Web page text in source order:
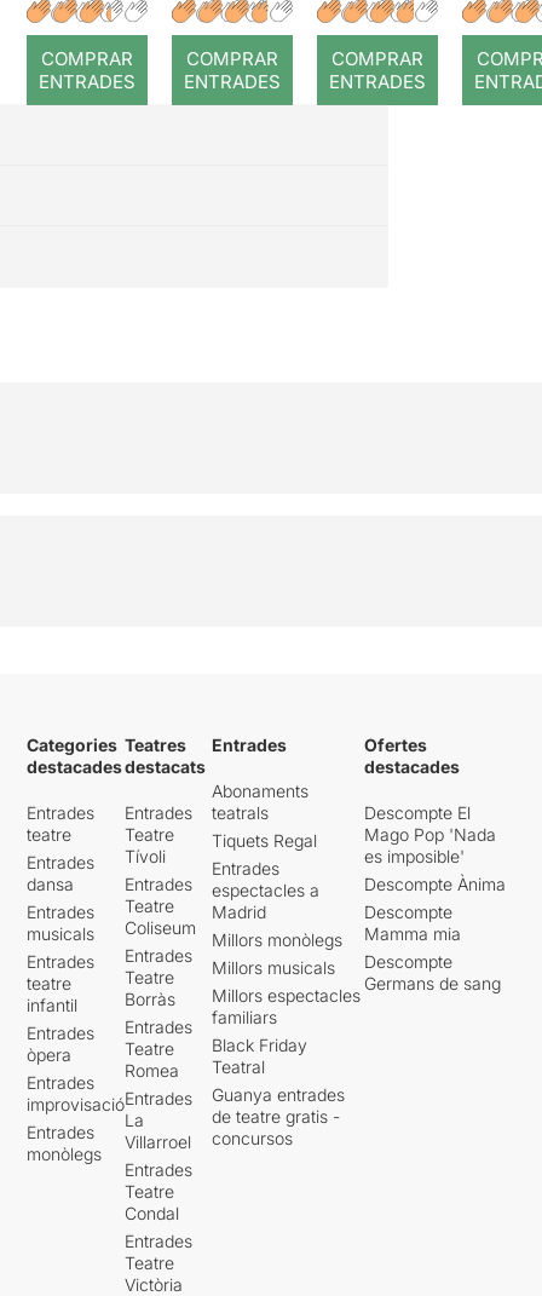
COMPRAR
ENTRADES
COMPRAR
ENTRADES
COMPRAR
ENTRADES
Categories
destacades
Entrades
teatre
Entrades
dansa
Entrades
musicals
Entrades
teatre
infantil
Entrades
òpera
Entrades
improvisació
Entrades
monòlegs
Teatres
destacats
Entrades
Teatre
Tívoli
Entrades
Teatre
Coliseum
Entrades
Teatre
Borràs
Entrades
Teatre
Romea
Entrades
La
Villarroel
Entrades
Teatre
Condal
Entrades
Teatre
Victòria
Entrades
Abonaments
teatrals
Tiquets Regal
Entrades
espectacles a
Madrid
Millors monòlegs
Millors musicals
Millors espectacles
familiars
Black Friday
Teatral
Guanya entrades
de teatre gratis -
concursos
Ofertes
destacades
Descompte El
Mago Pop 'Nada
es imposible'
Descompte Ànima
Descompte
Mamma mia
Descompte
Germans de sang